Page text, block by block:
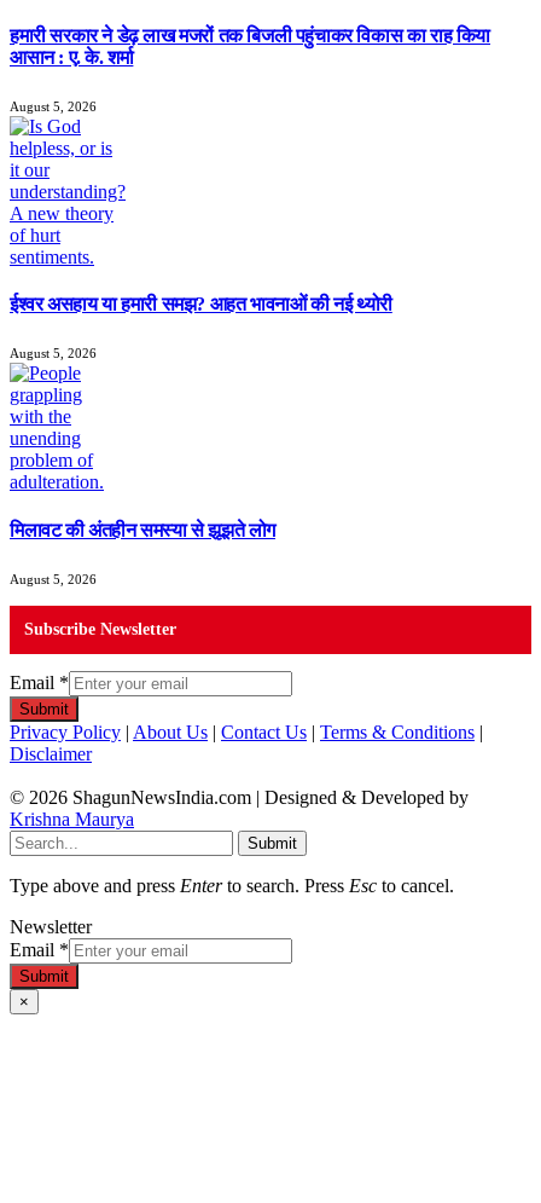
हमारी सरकार ने डेढ़ लाख मजरों तक बिजली पहुंचाकर विकास का राह किया
आसान : ए. के. शर्मा
August 5, 2026
ईश्वर असहाय या हमारी समझ? आहत भावनाओं की नई थ्योरी
August 5, 2026
मिलावट की अंतहीन समस्या से झूझते लोग
August 5, 2026
Subscribe Newsletter
Email *
Submit
Privacy Policy | About Us | Contact Us | Terms & Conditions |
Disclaimer
© 2026 ShagunNewsIndia.com | Designed & Developed by
Krishna Maurya
Submit
Type above and press Enterto search. Press Esc to cancel.
Newsletter
Email *
Submit
×